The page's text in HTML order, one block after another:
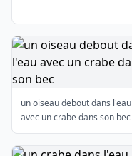
un oiseau debout dans l'eau
avec un crabe dans son bec